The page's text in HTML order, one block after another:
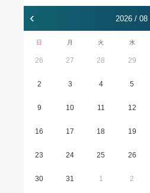
‹ 2026 / 08
日 月 火 水
26 27 28 29
2 3 4 5
9 10 11 12
16 17 18 19
23 24 25 26
30 31 1 2